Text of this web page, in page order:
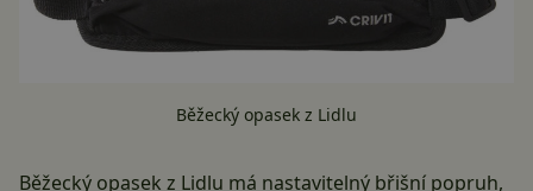
Běžecký opasek z Lidlu
Běžecký opasek z Lidlu má nastavitelný břišní popruh,